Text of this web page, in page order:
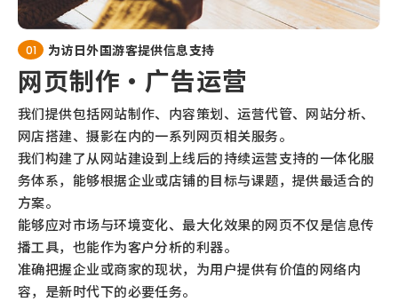
01 为访日外国游客提供信息支持
网页制作・广告运营
我们提供包括网站制作、内容策划、运营代管、网站分析、
网店搭建、摄影在内的一系列网页相关服务。
我们构建了从网站建设到上线后的持续运营支持的一体化服
务体系，能够根据企业或店铺的目标与课题，提供最适合的
方案。
能够应对市场与环境变化、最大化效果的网页不仅是信息传
播工具，也能作为客户分析的利器。
准确把握企业或商家的现状，为用户提供有价值的网络内
容，是新时代下的必要任务。